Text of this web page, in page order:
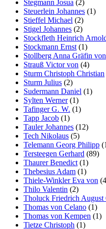
Stegmann Josua (2)
Steuerlein Johannes (1)
Stieffel Michael (2)
Stigel Johannes (2)
Stockfleth Heinrich
Stockmann Ernst(1)
Stollberg Anna Gräfin von
Strauß Victor von (4)
Sturm Christoph Christian
Sturm Julius (2)
Sudermann Daniel (1)
Sylten Werner(1)
Tafinger G. W. (1)
Tapp Jacob (1)
Tauler Johannes (12)
Tech Nikolaus (5)
Telemann Georg Philipp
Tersteegen Gerhard (89)
Thaurer Benedict(1)
Thebesius Adam (1)
Thiele-Winkler Eva von
Thilo Valentin (2)
Tholuck Friedrich August
Thomas von Celano (1)
Thomas von Kempen (1)
Tietze Christoph (1)